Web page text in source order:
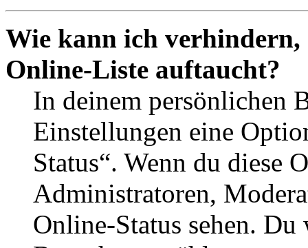
Wie kann ich verhindern,
Online-Liste auftaucht?
In deinem persönlichen
Einstellungen eine
Status“. Wenn du diese
Administratoren,
Online-Status sehen.